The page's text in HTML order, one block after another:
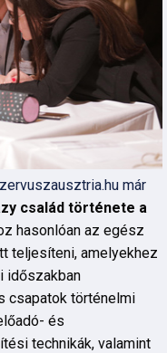
már
család története a
hasonlóan az egész
teljesíteni, amelyekhez
időszakban
csapatok történelmi
és
technikák, valamint